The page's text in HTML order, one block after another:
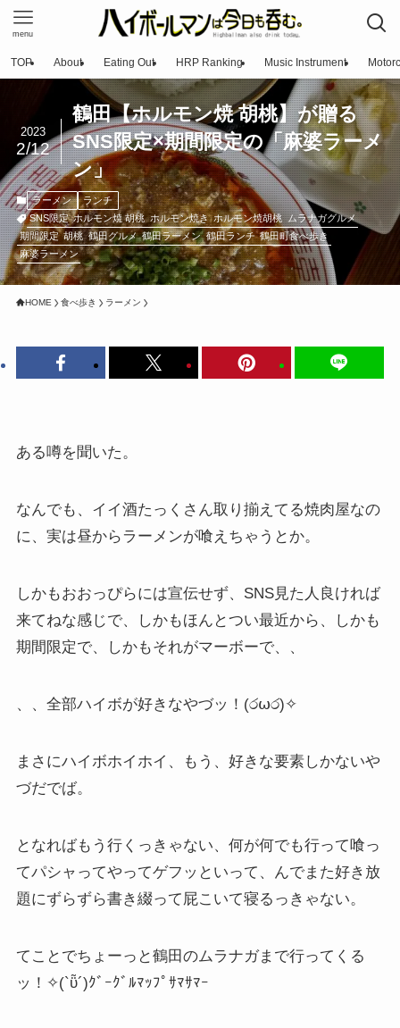
menu
TOP About Eating Out HRP Ranking Music Instrument
鶴田【ホルモン焼 胡桃】が贈る
SNS限定×期間限定の「麻婆ラーメ
ン」
2023
2/12
ラーメン
ランチ
SNS限定 ホルモン焼 胡桃 ホルモン焼き ホルモン焼胡桃 ムラナガグルメ
期間限定 胡桃 鶴田グルメ 鶴田ラーメン 鶴田ランチ 鶴田町食べ歩き
麻婆ラーメン
HOME 食べ歩き ラーメン
ある噂を聞いた。
なんでも、イイ酒たっくさん取り揃えてる焼肉屋なの
に、実は昼からラーメンが喰えちゃうとか。
しかもおおっぴらには宣伝せず、SNS見た人良ければ
来てねな感じで、しかもほんとつい最近から、しかも
期間限定で、しかもそれがマーボーで、、
、、全部ハイボが好きなやづッ！(ර⍵ර)✧
まさにハイボホイホイ、もう、好きな要素しかないや
づだでば。
となればもう行くっきゃない、何が何でも行って喰っ
てパシャってやってゲフッといって、んでまた好き放
題にずらずら書き綴って屁こいて寝るっきゃない。
てことでちょーっと鶴田のムラナガまで行ってくる
ッ！✧(`ῧ´)ｸﾞｰｸﾞﾙﾏｯﾌﾟｻﾏｻﾏｰ